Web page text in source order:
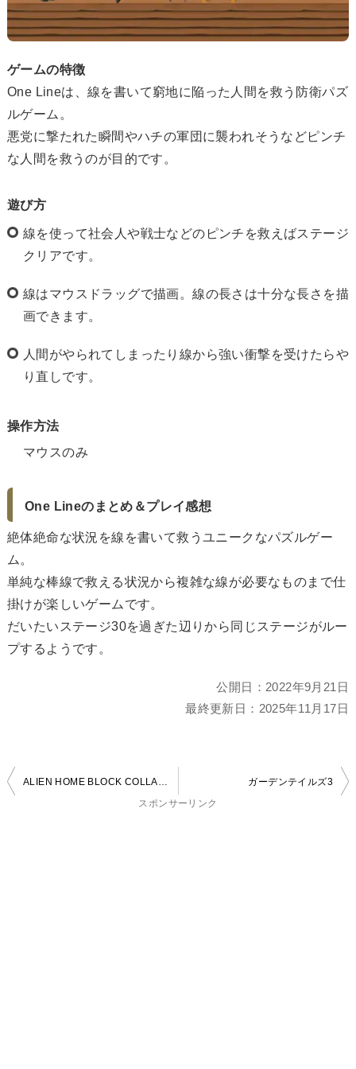
ゲームの特徴
One Lineは、線を書いて窮地に陥った人間を救う防衛パズ
ルゲーム。
悪党に撃たれた瞬間やハチの軍団に襲われそうなどピンチ
な人間を救うのが目的です。
遊び方
線を使って社会人や戦士などのピンチを救えばステージ
クリアです。
線はマウスドラッグで描画。線の長さは十分な長さを描
画できます。
人間がやられてしまったり線から強い衝撃を受けたらや
り直しです。
操作方法
マウスのみ
One Lineのまとめ＆プレイ感想
絶体絶命な状況を線を書いて救うユニークなパズルゲー
ム。
単純な棒線で救える状況から複雑な線が必要なものまで仕
掛けが楽しいゲームです。
だいたいステージ30を過ぎた辺りから同じステージがルー
プするようです。
公開日： 2022年9月21日
最終更新日： 2025年11月17日
投
ALIEN HOME BLOCK COLLAPSE
ガーデンテイルズ3
スポンサーリンク